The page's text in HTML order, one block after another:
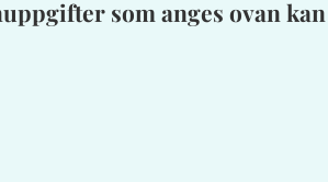
som anges ovan